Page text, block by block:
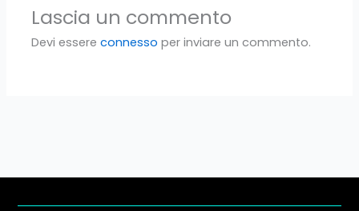
Lascia un commento
Devi essereconnesso per inviare un commento.